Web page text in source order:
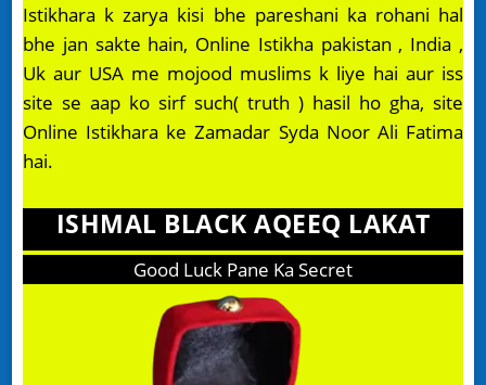
Istikhara k zarya kisi bhe pareshani ka rohani hal
bhe jan sakte hain, Online Istikha pakistan , India ,
Uk aur USA me mojood muslims k liye hai aur iss
site se aap ko sirf such( truth ) hasil ho gha, site
Online Istikhara ke Zamadar Syda Noor Ali Fatima
hai.
ISHMAL BLACK AQEEQ LAKAT
Good Luck Pane Ka Secret